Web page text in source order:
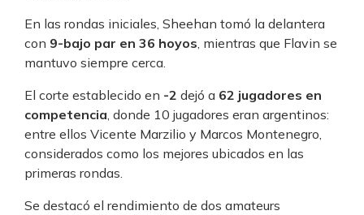
En las rondas iniciales, Sheehan tomó la delantera
con 9-bajo par en 36 hoyos , mientras que Flavin se
mantuvo siempre cerca.
El corte establecido en -2 dejó a 62 jugadores en
competencia , donde 10 jugadores eran argentinos:
entre ellos Vicente Marzilio y Marcos Montenegro,
considerados como los mejores ubicados en las
primeras rondas.
Se destacó el rendimiento de dos amateurs